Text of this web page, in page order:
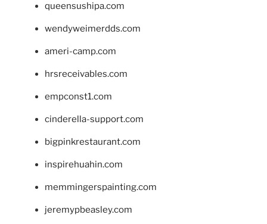
queensushipa.com
wendyweimerdds.com
ameri-camp.com
hrsreceivables.com
empconst1.com
cinderella-support.com
bigpinkrestaurant.com
inspirehuahin.com
memmingerspainting.com
jeremypbeasley.com